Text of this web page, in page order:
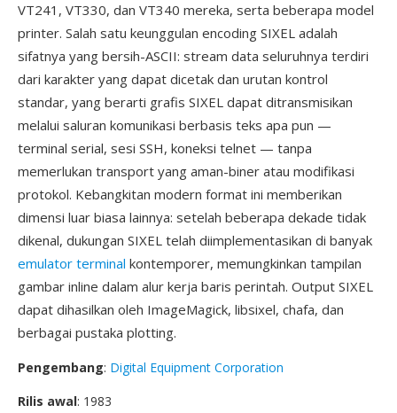
VT241, VT330, dan VT340 mereka, serta beberapa model
printer. Salah satu keunggulan encoding SIXEL adalah
sifatnya yang bersih-ASCII: stream data seluruhnya terdiri
dari karakter yang dapat dicetak dan urutan kontrol
standar, yang berarti grafis SIXEL dapat ditransmisikan
melalui saluran komunikasi berbasis teks apa pun —
terminal serial, sesi SSH, koneksi telnet — tanpa
memerlukan transport yang aman-biner atau modifikasi
protokol. Kebangkitan modern format ini memberikan
dimensi luar biasa lainnya: setelah beberapa dekade tidak
dikenal, dukungan SIXEL telah diimplementasikan di banyak
emulator terminal kontemporer, memungkinkan tampilan
gambar inline dalam alur kerja baris perintah. Output SIXEL
dapat dihasilkan oleh ImageMagick, libsixel, chafa, dan
berbagai pustaka plotting.
Pengembang: Digital Equipment Corporation
Rilis awal: 1983